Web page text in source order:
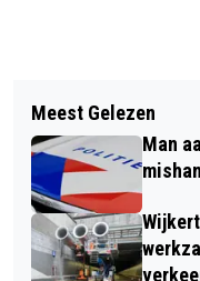
EEN SCHONE
MISSION
KENNEMER
BESTELBUSJE
Meest Gelezen
Man